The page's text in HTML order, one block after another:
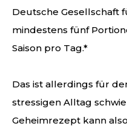
Deutsche Gesellschaft
mindestens fünf
Saison pro Tag.*
Das ist allerdings für
stressigen Alltag
Geheimrezept kann